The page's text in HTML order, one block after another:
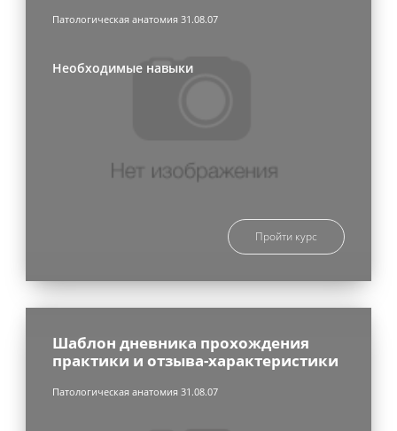
Патологическая анатомия 31.08.07
Необходимые навыки
Пройти курс
Шаблон дневника прохождения
практики и отзыва-характеристики
Патологическая анатомия 31.08.07